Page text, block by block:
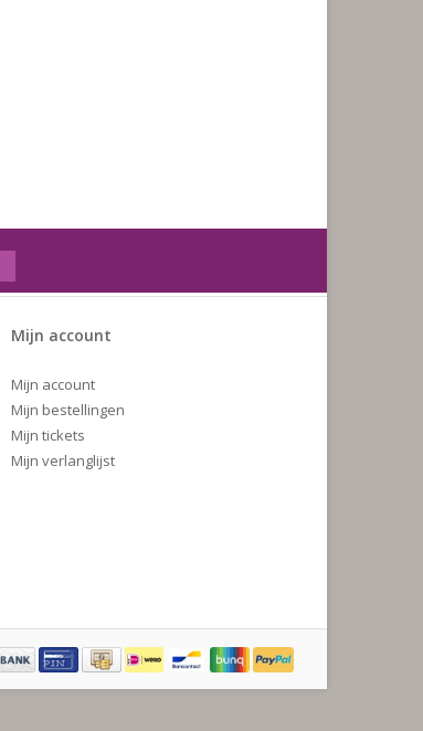
Mijn account
Mijn account
Mijn bestellingen
Mijn tickets
Mijn verlanglijst